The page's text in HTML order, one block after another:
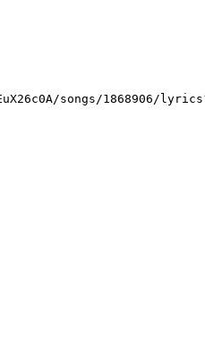
songs/1868906/